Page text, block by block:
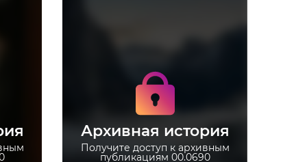
без
Архивная история
Получите доступ к архивным
публикациям 00.0690
архивным историям
00.0690
Не отвлекайтесь на
рекламу
Загружайте истории без
ограничений